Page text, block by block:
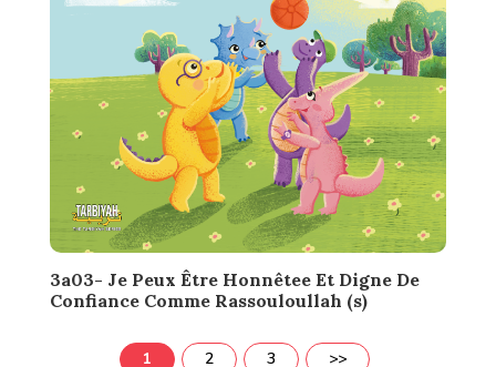
3a03- Je Peux Être Honnêtee Et Digne De
Confiance Comme Rassouloullah (s)
1 2 3 >>